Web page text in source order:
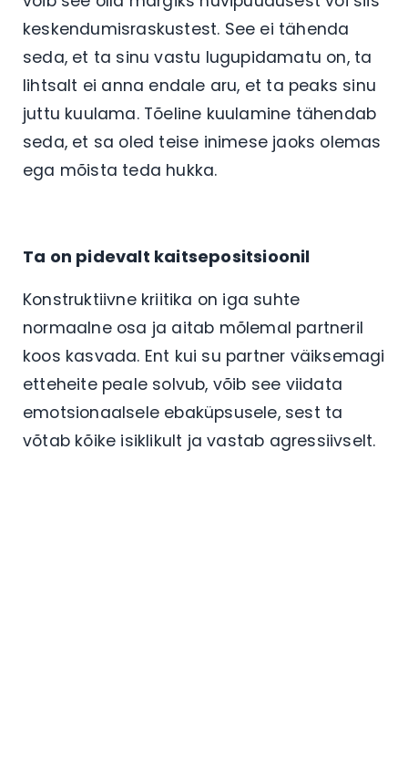
keskendumisraskustest. See ei tähenda
seda, et ta sinu vastu lugupidamatu on, ta
lihtsalt ei anna endale aru, et ta peaks sinu
juttu kuulama. Tõeline kuulamine tähendab
seda, et sa oled teise inimese jaoks olemas
ega mõista teda hukka.
Ta on pidevalt kaitsepositsioonil
Konstruktiivne kriitika on iga suhte
normaalne osa ja aitab mõlemal partneril
koos kasvada. Ent kui su partner väiksemagi
etteheite peale solvub, võib see viidata
emotsionaalsele ebaküpsusele, sest ta
võtab kõike isiklikult ja vastab agressiivselt.